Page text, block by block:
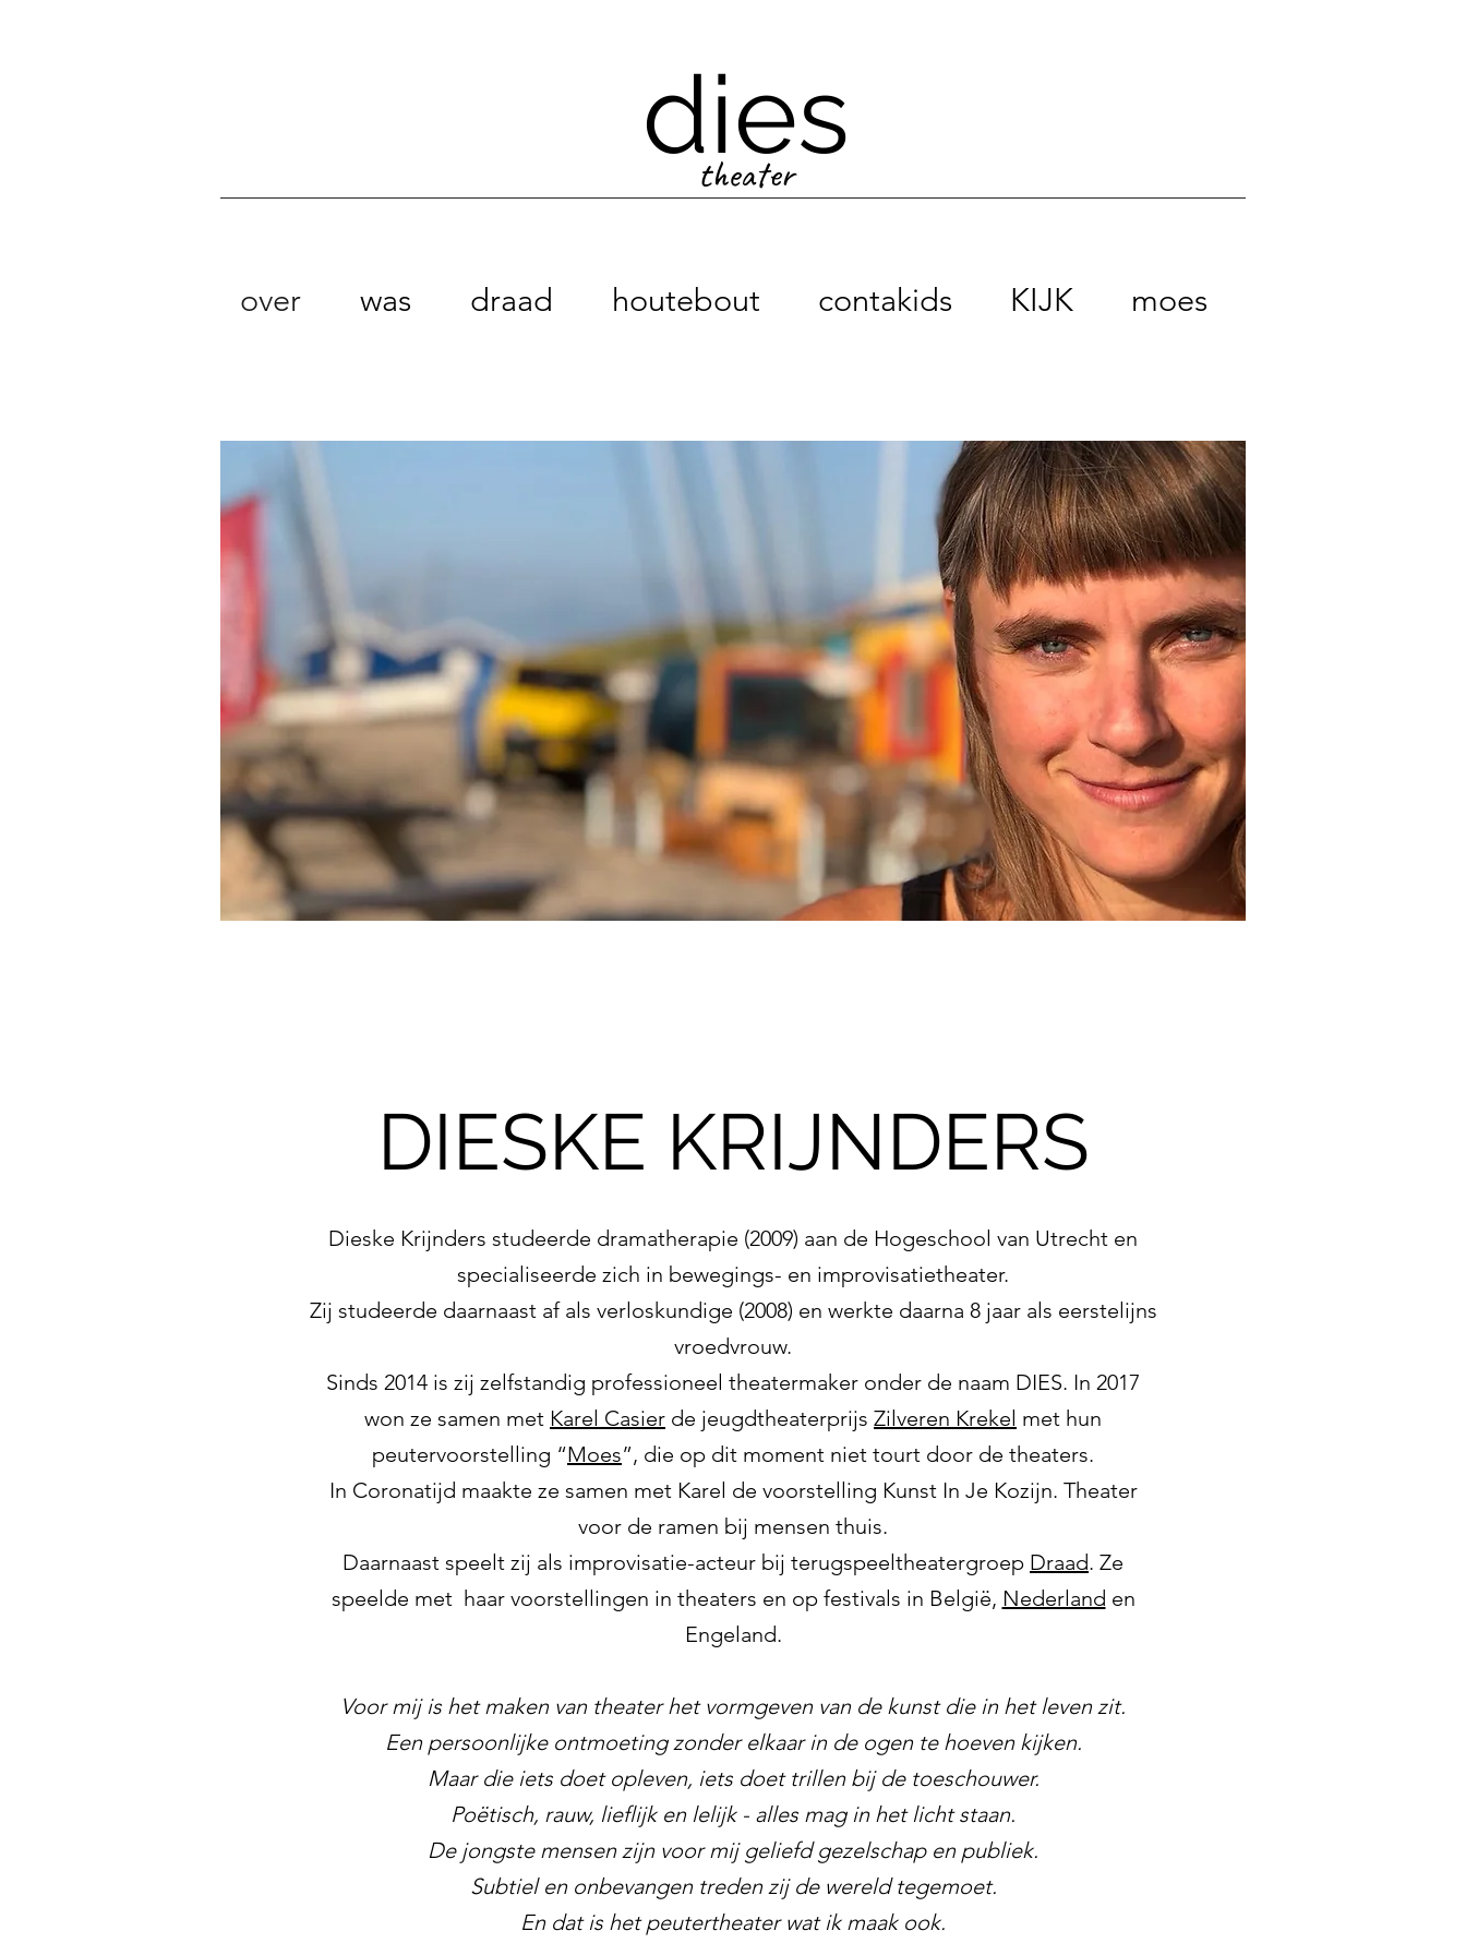
dies
theater
over was draad houtebout contakids KIJK moes
DIESKE KRIJNDERS
Dieske Krijnders studeerde dramatherapie (2009) aan de Hogeschool van Utrecht en
specialiseerde zich in bewegings- en improvisatietheater.
Zij studeerde daarnaast af als verloskundige (2008) en werkte daarna 8 jaar als eerstelijns
vroedvrouw.
Sinds 2014 is zij zelfstandig professioneel theatermaker onder de naam DIES. In 2017
won ze samen met Karel Casier de jeugdtheaterprijs Zilveren Krekel met hun
peutervoorstelling “Moes”, die op dit moment niet tourt door de theaters.
In Coronatijd maakte ze samen met Karel de voorstelling Kunst In Je Kozijn. Theater
voor de ramen bij mensen thuis.
Daarnaast speelt zij als improvisatie-acteur bij terugspeeltheatergroep Draad. Ze
speelde met haar voorstellingen in theaters en op festivals in België, Nederland en
Engeland.
Voor mij is het maken van theater het vormgeven van de kunst die in het leven zit.
Een persoonlijke ontmoeting zonder elkaar in de ogen te hoeven kijken.
Maar die iets doet opleven, iets doet trillen bij de toeschouwer.
Poëtisch, rauw, lieflijk en lelijk - alles mag in het licht staan.
De jongste mensen zijn voor mij geliefd gezelschap en publiek.
Subtiel en onbevangen treden zij de wereld tegemoet.
En dat is het peutertheater wat ik maak ook.